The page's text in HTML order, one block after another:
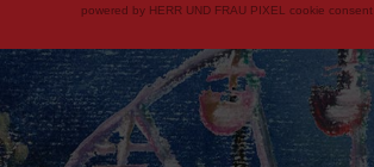
powered by HERR UND FRAU PIXEL cookie consent